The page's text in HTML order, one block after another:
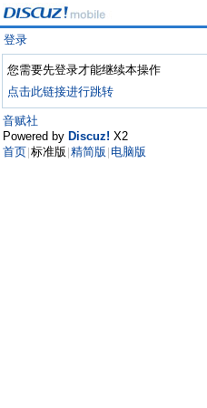
登录
您需要先登录才能继续本操作
点击此链接进行跳转
音赋社
Powered by Discuz! X2
首页 标准版 精简版 电脑版